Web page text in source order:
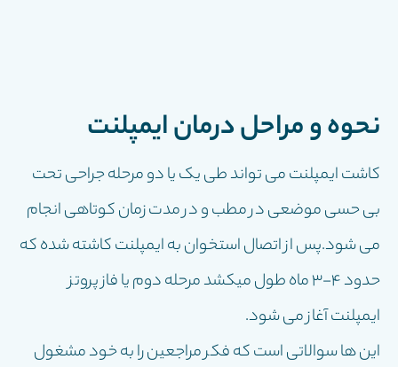
نحوه و مراحل درمان ایمپلنت
کاشت ایمپلنت می تواند طی یک یا دو مرحله جراحی تحت
بی حسی موضعی در مطب و در مدت زمان کوتاهی انجام
می شود.پس از اتصال استخوان به ایمپلنت کاشته شده که
حدود 4-3 ماه طول میکشد مرحله دوم یا فاز پروتز
ایمپلنت آغاز می شود.
این ها سوالاتی است که فکر مراجعین را به خود مشغول